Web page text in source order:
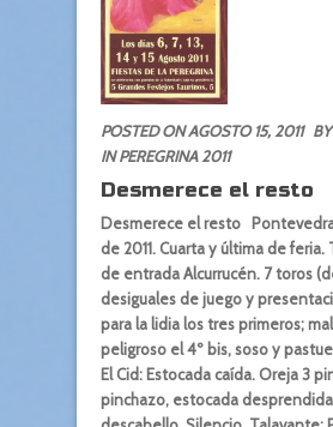
POSTED ON AGOSTO 15, 2011
INPEREGRINA 2011
Desmerece el resto
Desmerece el resto
de 2011. Cuarta y última de feria.
de entrada Alcurrucén. 7 toros
desiguales de juego y
para la lidia los tres primeros;
peligroso el 4º bis, soso y
El Cid: Estocada caída. Oreja 3
pinchazo, estocada